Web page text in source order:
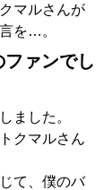
マルさんが
を…。
ファンでし
ました。
クマルさん
て、僕のバ